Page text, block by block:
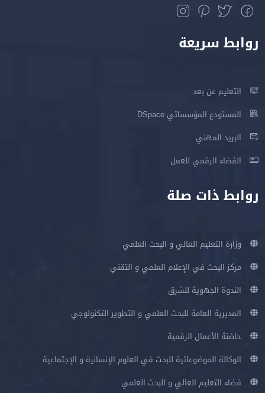
روابط سريعة
التعليم عن بعد
المستودع المؤسساتي DSpace
البريد المهني
الفضاء الرقمي للعمل
روابط ذات صلة
وزارة التعليم العالي و البحث العلمي
مركز البحث في الإعلام العلمي و التقني
الندوة الجهوية للشرق
المديرية العامة للبحث العلمي و التطوير التكنولوجي
حاضنة الأعمال الرقمية
الوكالة الموضوعاتية للبحث في العلوم الإنسانية و الإجتماعية
فضاء التعليم العالي و البحث العلمي